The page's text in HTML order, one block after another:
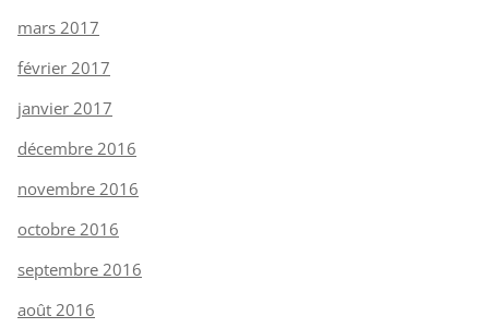
mars 2017
février 2017
janvier 2017
décembre 2016
novembre 2016
octobre 2016
septembre 2016
août 2016